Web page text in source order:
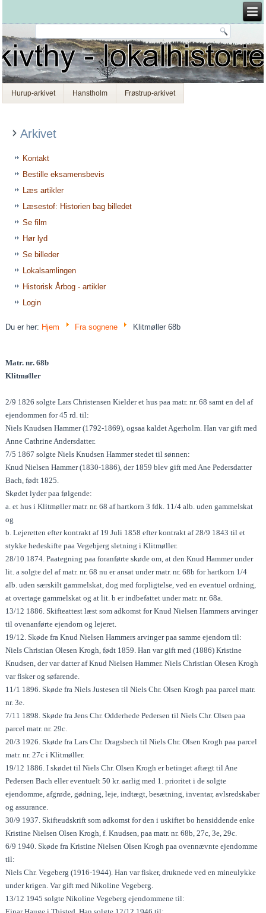
Hurup-arkivet Hanstholm Frøstrup-arkivet
Arkivet
Kontakt
Bestille eksamensbevis
Læs artikler
Læsestof: Historien bag billedet
Se film
Hør lyd
Se billeder
Lokalsamlingen
Historisk Årbog - artikler
Login
Du er her: Hjem Fra sognene Klitmøller 68b
Matr. nr. 68b
Klitmøller
2/9 1826 solgte Lars Christensen Kielder et hus paa matr. nr. 68 samt en del af
ejendommen for 45 rd. til:
Niels Knudsen Hammer (1792-1869), ogsaa kaldet Agerholm. Han var gift med
Anne Cathrine Andersdatter.
7/5 1867 solgte Niels Knudsen Hammer stedet til sønnen:
Knud Nielsen Hammer (1830-1886), der 1859 blev gift med Ane Pedersdatter
Bach, født 1825.
Skødet lyder paa følgende:
a. et hus i Klitmøller matr. nr. 68 af hartkorn 3 fdk. 11/4 alb. uden gammelskat
og
b. Lejeretten efter kontrakt af 19 Juli 1858 efter kontrakt af 28/9 1843 til et
stykke hedeskifte paa Vegebjerg sletning i Klitmøller.
28/10 1874. Paategning paa foranførte skøde om, at den Knud Hammer under
lit. a solgte del af matr. nr. 68 nu er ansat under matr. nr. 68b for hartkorn 1/4
alb. uden særskilt gammelskat, dog med forpligtelse, ved en eventuel ordning,
at overtage gammelskat og at lit. b er indbefattet under matr. nr. 68a.
13/12 1886. Skifteattest læst som adkomst for Knud Nielsen Hammers arvinger
til ovenanførte ejendom og lejeret.
19/12. Skøde fra Knud Nielsen Hammers arvinger paa samme ejendom til:
Niels Christian Olesen Krogh, født 1859. Han var gift med (1886) Kristine
Knudsen, der var datter af Knud Nielsen Hammer. Niels Christian Olesen Krogh
var fisker og søfarende.
11/1 1896. Skøde fra Niels Justesen til Niels Chr. Olsen Krogh paa parcel matr.
nr. 3e.
7/11 1898. Skøde fra Jens Chr. Odderhede Pedersen til Niels Chr. Olsen paa
parcel matr. nr. 29c.
20/3 1926. Skøde fra Lars Chr. Dragsbech til Niels Chr. Olsen Krogh paa parcel
matr. nr. 27c i Klitmøller.
19/12 1886. I skødet til Niels Chr. Olsen Krogh er betinget aftægt til Ane
Pedersen Bach eller eventuelt 50 kr. aarlig med 1. prioritet i de solgte
ejendomme, afgrøde, gødning, leje, indtægt, besætning, inventar, avlsredskaber
og assurance.
30/9 1937. Skifteudskrift som adkomst for den i uskiftet bo hensiddende enke
Kristine Nielsen Olsen Krogh, f. Knudsen, paa matr. nr. 68b, 27c, 3e, 29c.
6/9 1940. Skøde fra Kristine Nielsen Olsen Krogh paa ovennævnte ejendomme
til:
Niels Chr. Vegeberg (1916-1944). Han var fisker, druknede ved en mineulykke
under krigen. Var gift med Nikoline Vegeberg.
13/12 1945 solgte Nikoline Vegeberg ejendommene til: